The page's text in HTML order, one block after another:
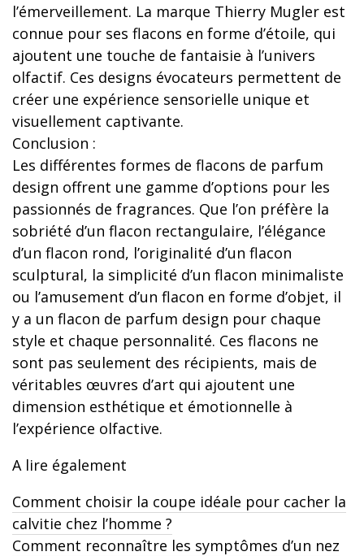
l’émerveillement. La marque Thierry Mugler est
connue pour ses flacons en forme d’étoile, qui
ajoutent une touche de fantaisie à l’univers
olfactif. Ces designs évocateurs permettent de
créer une expérience sensorielle unique et
visuellement captivante.
Conclusion :
Les différentes formes de flacons de parfum
design offrent une gamme d’options pour les
passionnés de fragrances. Que l’on préfère la
sobriété d’un flacon rectangulaire, l’élégance
d’un flacon rond, l’originalité d’un flacon
sculptural, la simplicité d’un flacon minimaliste
ou l’amusement d’un flacon en forme d’objet, il
y a un flacon de parfum design pour chaque
style et chaque personnalité. Ces flacons ne
sont pas seulement des récipients, mais de
véritables œuvres d’art qui ajoutent une
dimension esthétique et émotionnelle à
l’expérience olfactive.
A lire également
Comment choisir la coupe idéale pour cacher la
calvitie chez l’homme ?
Comment reconnaître les symptômes d’un nez